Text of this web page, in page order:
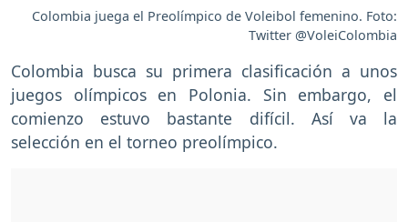
Colombia juega el Preolímpico de Voleibol femenino. Foto:
Twitter @VoleiColombia
Colombia busca su primera clasificación a unos
juegos olímpicos en Polonia. Sin embargo, el
comienzo estuvo bastante difícil. Así va la
selección en el torneo preolímpico.